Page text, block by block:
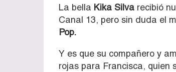
La bella Kika Silva recibió
Canal 13, pero sin duda el
Pop.
Y es que su compañero y
rojas para Francisca, quien